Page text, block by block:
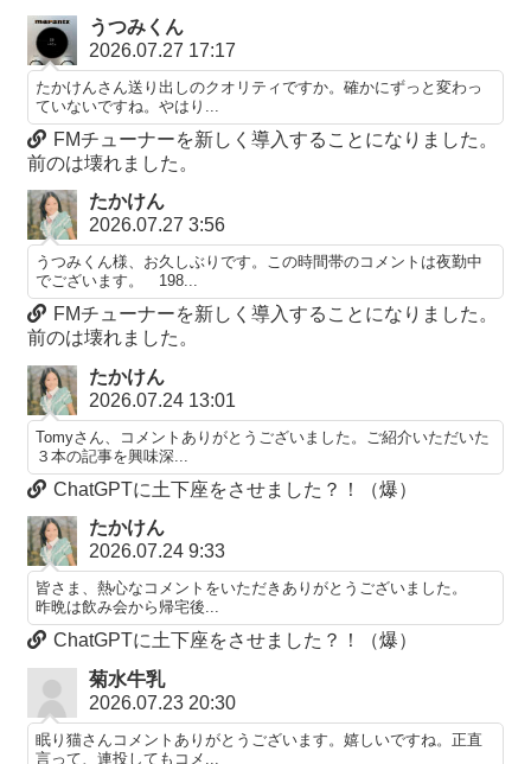
うつみくん
2026.07.27 17:17
たかけんさん送り出しのクオリティですか。確かにずっと変わっ
ていないですね。やはり...
FMチューナーを新しく導入することになりました。
前のは壊れました。
たかけん
2026.07.27 3:56
うつみくん様、お久しぶりです。この時間帯のコメントは夜勤中
でございます。 198...
FMチューナーを新しく導入することになりました。
前のは壊れました。
たかけん
2026.07.24 13:01
Tomyさん、コメントありがとうございました。ご紹介いただいた
３本の記事を興味深...
ChatGPTに土下座をさせました？！（爆）
たかけん
2026.07.24 9:33
皆さま、熱心なコメントをいただきありがとうございました。
昨晩は飲み会から帰宅後...
ChatGPTに土下座をさせました？！（爆）
菊水牛乳
2026.07.23 20:30
眠り猫さんコメントありがとうございます。嬉しいですね。正直
言って、連投してもコメ...